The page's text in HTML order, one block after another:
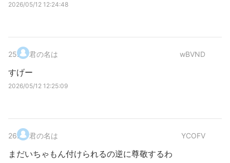
2026/05/12 12:24:48
25. 君の名は wBVND
すげー
2026/05/12 12:25:09
26. 君の名は YCOFV
まだいちゃもん付けられるの逆に尊敬するわ